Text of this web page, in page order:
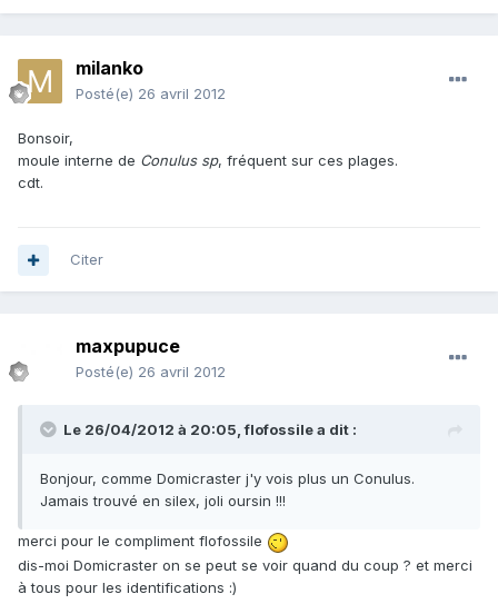
milanko
Posté(e) 26 avril 2012
Bonsoir,
moule interne de Conulus sp, fréquent sur ces plages.
cdt.
Citer
maxpupuce
Posté(e) 26 avril 2012
Le 26/04/2012 à 20:05, flofossile a dit :
Bonjour, comme Domicraster j'y vois plus un Conulus.
Jamais trouvé en silex, joli oursin !!!
merci pour le compliment flofossile
dis-moi Domicraster on se peut se voir quand du coup ? et merci
à tous pour les identifications :)